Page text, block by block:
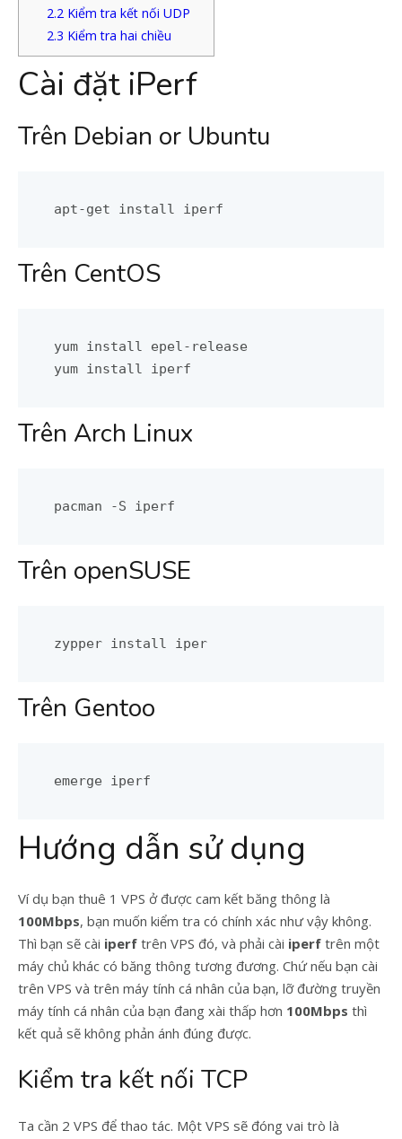
2.2 Kiểm tra kết nối UDP
2.3 Kiểm tra hai chiều
Cài đặt iPerf
Trên Debian or Ubuntu
apt-get install iperf
Trên CentOS
yum install epel-release
yum install iperf
Trên Arch Linux
pacman -S iperf
Trên openSUSE
zypper install iper
Trên Gentoo
emerge iperf
Hướng dẫn sử dụng
Ví dụ bạn thuê 1 VPS ở được cam kết băng thông là
100Mbps, bạn muốn kiểm tra có chính xác như vậy không.
Thì bạn sẽ cài iperf trên VPS đó, và phải cài iperf trên một
máy chủ khác có băng thông tương đương. Chứ nếu bạn cài
trên VPS và trên máy tính cá nhân của bạn, lỡ đường truyền
máy tính cá nhân của bạn đang xài thấp hơn 100Mbps thì
kết quả sẽ không phản ánh đúng được.
Kiểm tra kết nối TCP
Ta cần 2 VPS để thao tác. Một VPS sẽ đóng vai trò là